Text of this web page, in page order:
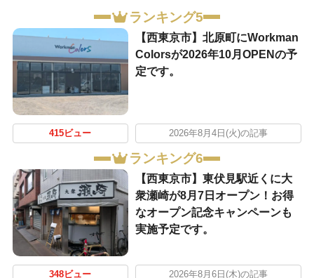
ランキング5
【西東京市】北原町にWorkman
Colorsが2026年10月OPENの予
定です。
415ビュー 2026年8月4日(火)の記事
ランキング6
【西東京市】東伏見駅近くに大
衆瀬崎が8月7日オープン！お得
なオープン記念キャンペーンも
実施予定です。
348ビュー 2026年8月6日(木)の記事